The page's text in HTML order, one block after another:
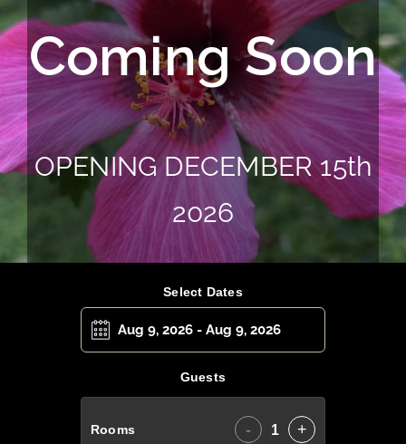
Coming Soon
OPENING DECEMBER 15th
2026
Select Dates
Guests
Rooms - 1 +